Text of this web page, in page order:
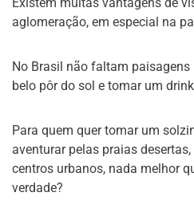
aglomeração, em especial na
No Brasil não faltam
belo pôr do sol e tomar um
Para quem quer tomar um
aventurar pelas praias
centros urbanos, nada melhor
verdade?